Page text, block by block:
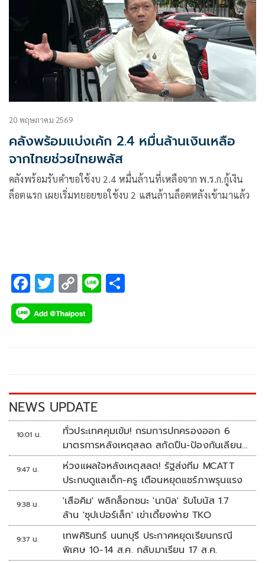
20 พฤษภาคม 2569
คลังพร้อมแบ่งเค้ก 2.4 หมื่นล้านเงินเหลือ
จากไทยช่วยไทยพลัส
คลังพร้อมรับคำขอใช้งบ 2.4 หมื่นล้านที่เหลือจาก พ.ร.ก.กู้เงิน
ล็อตแรก เผยเริ่มทยอยขอใช้งบ 2 แสนล้านล็อตหลังเข้ามาแล้ว
F
ac
e
k
T
wi
tt
C
o
p
k
Li
NEWS UPDATE
10:01 น.
ทั่วประเทศคุมเข้ม! กรมการปกครองออก 6
มาตรการหลังเหตุสลด สกัดปืน-ป้องกันเลียน
แบบ
9:47 น.
ห่วงแผลใจหลังเหตุสลด! รัฐส่งทีม MCATT
ประกบดูแลเด็ก-ครู เตือนหยุดแชร์ภาพรุนแรง
9:38 น.
'เสือคิม' พลิกล็อกชนะ 'นาบิล' รับโบนัส 1.7
ล้าน 'ซุปเปอร์เล็ก' เข่าเดี้ยงพ่าย TKO
9:37 น.
เทพศิรินทร์ นนทบุรี ประกาศหยุดเรียนกรณี
พิเศษ 10-14 ส.ค. กลับมาเรียน 17 ส.ค.